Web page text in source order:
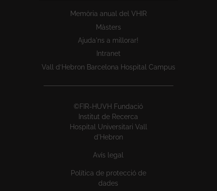
Memòria anual del VHIR
Màsters
Ajuda'ns a millorar!
Intranet
Vall d’Hebron Barcelona Hospital Campus
©FIR-HUVH Fundació
Institut de Recerca
Hospital Universitari Vall
d'Hebron
Avís legal
Política de protecció de
dades